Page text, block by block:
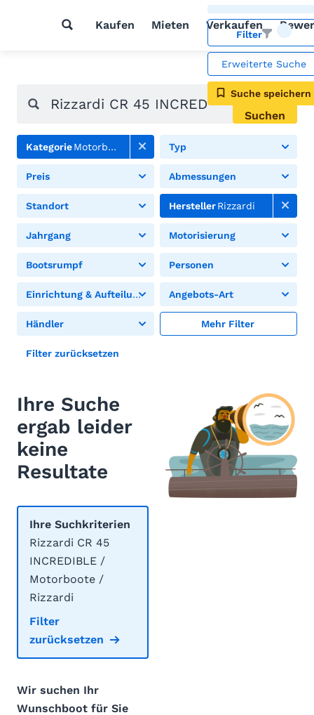
Kaufen Mieten Verkaufen
Filter
Erweiterte Suche
Suche speichern
Suchen
KategorieMotorboote Typ
Preis Abmessungen
Standort HerstellerRizzardi
Jahrgang Motorisierung
Bootsrumpf Personen
Einrichtung & Aufteilung Angebots-Art
Händler Mehr Filter
Filter zurücksetzen
Ihre Suche
ergab leider
keine
Resultate
Ihre Suchkriterien
Rizzardi CR 45
INCREDIBLE /
Motorboote /
Rizzardi
Filter
zurücksetzen
Wir suchen Ihr
Wunschboot für Sie